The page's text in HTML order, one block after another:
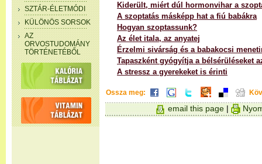
SZTÁR-ÉLETMÓDI
KÜLÖNÖS SORSOK
AZ
ORVOSTUDOMÁNY
TÖRTÉNETÉBŐL
Kiderült, miért dúl hormonvihar a
A szoptatás másképp hat a fiú babákra
Hogyan szoptassunk?
Az élet itala, az anyatej
Érzelmi sivárság és a babakocsi
Tapaszként gyógyítja a bélsérüléseket
A stressz a gyerekeket is érinti
Ossza meg:
email this page |